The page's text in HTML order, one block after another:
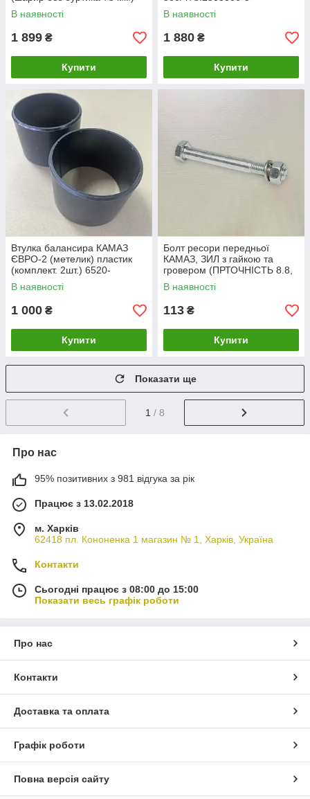
(завод) 180.3511-026-01Е
В наявності
1 899 ₴
Купити
В наявності
1 880 ₴
Купити
Втулка балансира КАМАЗ
ЄВРО-2 (метелик) пластик
(комплект. 2шт.) 6520-
2918074-01
В наявності
1 000 ₴
Купити
Болт ресори передньої
КАМАЗ, ЗИЛ з гайкою та
гровером (ПРТОЧНІСТЬ 8.8,
М14х2.0х120) RD1/14221/31
В наявності
113 ₴
Купити
Показати ще
1 / 8
Про нас
95% позитивних з 981 відгука за рік
Працює з 13.02.2018
м. Харків
62418 пл. Кононенка 1 магазин № 1, Харків, Україна
Контакти
Сьогодні працює з 08:00 до 15:00
Показати весь графік роботи
Про нас
Контакти
Доставка та оплата
Графік роботи
Повна версія сайту